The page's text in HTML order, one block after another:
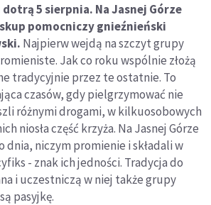
5 sierpnia. Na Jasnej Górze
pomocniczy gnieźnieński
Najpierw wejdą na szczyt grupy
Jak co roku wspólnie złożą
tradycyjnie przez te ostatnie. To
czasów, gdy pielgrzymować nie
różnymi drogami, w kilkuosobowych
niosła część krzyża. Na Jasnej Górze
dnia, niczym promienie i składali w
- znak ich jedności. Tradycja do
i uczestniczą w niej także grupy
pasyjkę.